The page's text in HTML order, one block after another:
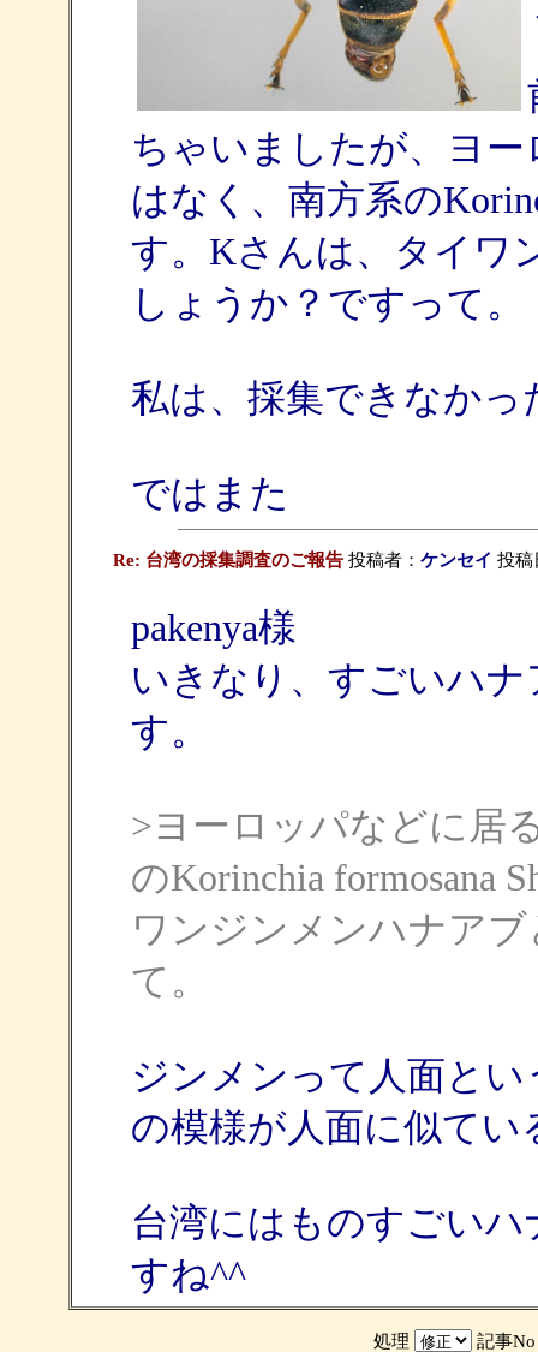
ちゃいましたが、ヨー
はなく、南方系の
す。Kさんは、タイワ
しょうか？ですって。
私は、採集できなか
ではまた
Re: 台湾の採集調査のご報告投稿者： ケンセイ 投稿
pakenya様
いきなり、すごいハ
す。
>ヨーロッパなどに居
のKorinchia formosana
ワンジンメンハナア
て。
ジンメンって人面と
の模様が人面に似て
台湾にはものすごい
すね^^
処理 記事